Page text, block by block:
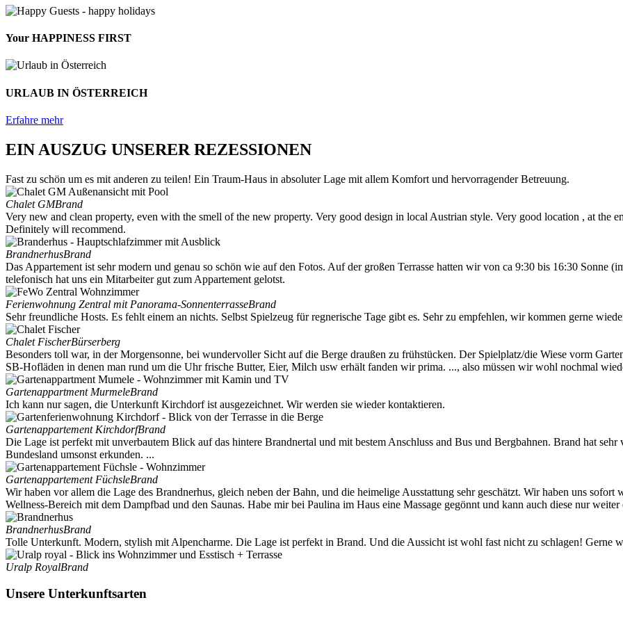
Your HAPPINESS FIRST
URLAUB IN ÖSTERREICH
Erfahre mehr
EIN AUSZUG UNSERER REZESSIONEN
Fast zu schön um es mit anderen zu teilen! Ein Traum-Haus in absoluter Lage mit allem Komfort und hervorragender Betreuung.
Chalet GMBrand
Very new and clean property, even with the smell of the new property. Very good design in local Austrian style. Very good location , at the
Definitely will recommend.
BrandnerhusBrand
Das Appartement ist sehr modern und genau so schön wie auf den Fotos. Auf der großen Terrasse hatten wir von ca 9:30 bis 16:30 Sonne
telefonisch hat uns ein Mitarbeiter gut zum Appartement gelotst.
Ferienwohnung Zentral mit Panorama-SonnenterrasseBrand
Sehr freundliche Hosts. Es fehlt einem an nichts. Selbst Spielzeug für regnerische Tage gibt es. Sehr zu empfehlen, wir kommen gerne
Chalet FischerBürserberg
Besonders toll war, in der Morgensonne, bei wundervoller Sicht auf die Berge draußen zu frühstücken. Der Spielplatz/die Wiese vorm
SB-Hofläden in denen man rund um die Uhr frische Butter, Eier, Milch usw erhält fanden wir prima. ..., also müssen wir wohl nochmal
Gartenappartment MurmeleBrand
Ich kann nur sagen, die Unterkunft Kirchdorf ist ausgezeichnet. Wir werden sie wieder kontaktieren.
Gartenappartement KirchdorfBrand
Die Lage ist perfekt mit unverbautem Blick auf das hintere Brandnertal und mit bestem Anschluss and Bus und Bergbahnen. Brand hat sehr
Bundesland umsonst erkunden. ...
Gartenappartement FüchsleBrand
Wir haben vor allem die Lage des Brandnerhus, gleich neben der Bahn, und die heimelige Ausstattung sehr geschätzt. Wir haben uns
Wellness-Bereich mit dem Dampfbad und den Saunas. Habe mir bei Paulina im Haus eine Massage gegönnt und kann auch diese nur
BrandnerhusBrand
Tolle Unterkunft. Modern, stylish mit Alpencharme. Die Lage ist perfekt in Brand. Und die Aussicht ist wohl fast nicht zu schlagen! Gerne
Uralp RoyalBrand
Unsere Unterkunftsarten